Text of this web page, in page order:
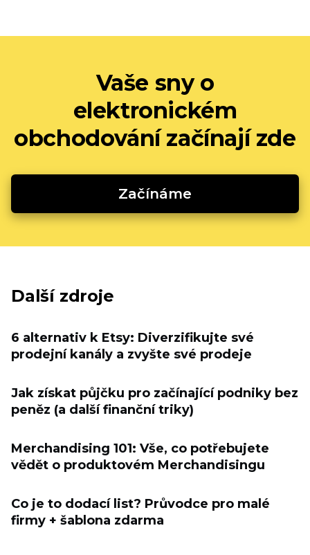
Vaše sny o
elektronickém
obchodování začínají zde
Začínáme
Další zdroje
6 alternativ k Etsy: Diverzifikujte své
prodejní kanály a zvyšte své prodeje
Jak získat půjčku pro začínající podniky bez
peněz (a další finanční triky)
Merchandising 101: Vše, co potřebujete
vědět o produktovém Merchandisingu
Co je to dodací list? Průvodce pro malé
firmy + šablona zdarma